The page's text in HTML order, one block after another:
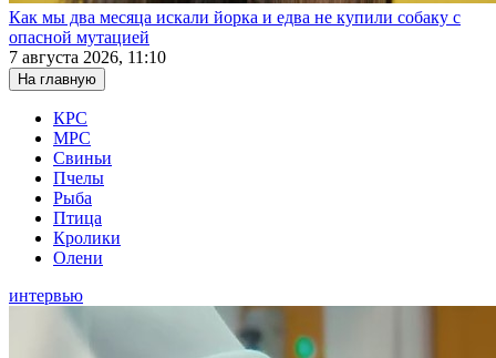
Как мы два месяца искали йорка и едва не купили собаку с
опасной мутацией
7 августа 2026, 11:10
На главную
КРС
МРС
Свиньи
Пчелы
Рыба
Птица
Кролики
Олени
интервью